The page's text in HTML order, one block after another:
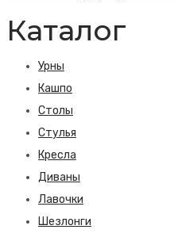
Каталог
Урны
Кашпо
Столы
Стулья
Кресла
Диваны
Лавочки
Шезлонги